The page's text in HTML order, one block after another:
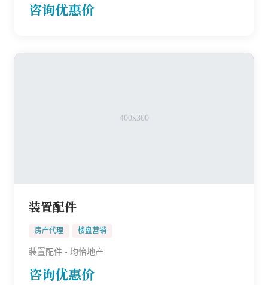
咨询优惠价
装置配件
房产代理 楼盘营销
装置配件 - 均怡地产
咨询优惠价